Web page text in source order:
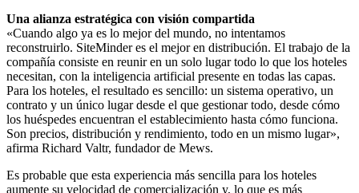
Una alianza estratégica con visión compartida
«Cuando algo ya es lo mejor del mundo, no intentamos
reconstruirlo. SiteMinder es el mejor en distribución. El trabajo de la
compañía consiste en reunir en un solo lugar todo lo que los hoteles
necesitan, con la inteligencia artificial presente en todas las capas.
Para los hoteles, el resultado es sencillo: un sistema operativo, un
contrato y un único lugar desde el que gestionar todo, desde cómo
los huéspedes encuentran el establecimiento hasta cómo funciona.
Son precios, distribución y rendimiento, todo en un mismo lugar»,
afirma Richard Valtr, fundador de Mews.
Es probable que esta experiencia más sencilla para los hoteles
aumente su velocidad de comercialización y, lo que es más